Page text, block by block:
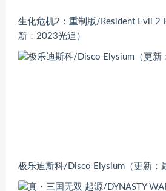
生化危机2：重制版/Resident Evil 2
新：2023光追）
极乐迪斯科/Disco Elysium（更新：